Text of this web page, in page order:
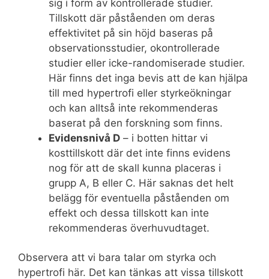
sig i form av kontrollerade studier.
Tillskott där påståenden om deras
effektivitet på sin höjd baseras på
observationsstudier, okontrollerade
studier eller icke-randomiserade studier.
Här finns det inga bevis att de kan hjälpa
till med hypertrofi eller styrkeökningar
och kan alltså inte rekommenderas
baserat på den forskning som finns.
Evidensnivå D – i botten hittar vi
kosttillskott där det inte finns evidens
nog för att de skall kunna placeras i
grupp A, B eller C. Här saknas det helt
belägg för eventuella påståenden om
effekt och dessa tillskott kan inte
rekommenderas överhuvudtaget.
Observera att vi bara talar om styrka och
hypertrofi här. Det kan tänkas att vissa tillskott